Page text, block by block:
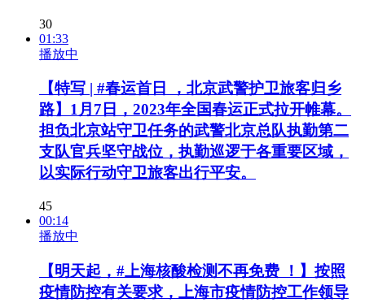
30
01:33
播放中
【特写 | #春运首日 ，北京武警护卫旅客归乡
路】1月7日，2023年全国春运正式拉开帷幕。
担负北京站守卫任务的武警北京总队执勤第二
支队官兵坚守战位，执勤巡逻于各重要区域，
以实际行动守卫旅客出行平安。
45
00:14
播放中
【明天起，#上海核酸检测不再免费 ！】按照
疫情防控有关要求，上海市疫情防控工作领导